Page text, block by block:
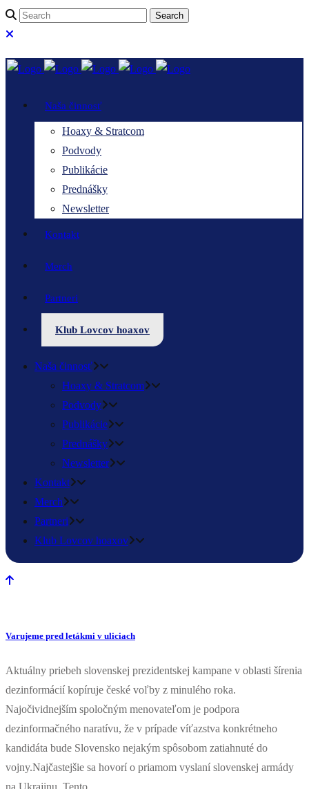
Naša činnosť
Hoaxy & Stratcom
Podvody
Publikácie
Prednášky
Newsletter
Kontakt
Merch
Partneri
Klub Lovcov hoaxov
Naša činnosť
Hoaxy & Stratcom
Podvody
Publikácie
Prednášky
Newsletter
Kontakt
Merch
Partneri
Klub Lovcov hoaxov
Varujeme pred letákmi v uliciach
Aktuálny priebeh slovenskej prezidentskej kampane v oblasti šírenia
dezinformácií kopíruje české voľby z minulého roka.
Najočividnejším spoločným menovateľom je podpora
dezinformačného naratívu, že v prípade víťazstva konkrétneho
kandidáta bude Slovensko nejakým spôsobom zatiahnuté do
vojny.Najčastejšie sa hovorí o priamom vyslaní slovenskej armády